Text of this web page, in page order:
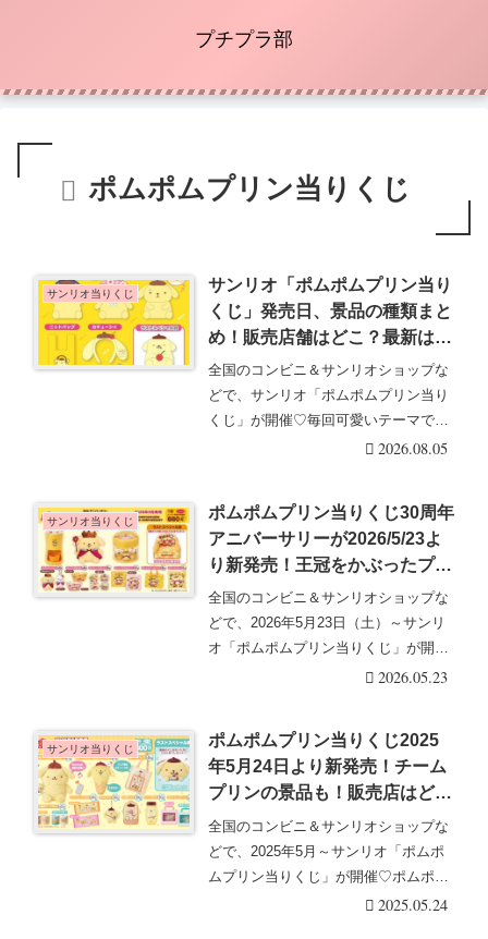
プチプラ部
ポムポムプリン当りくじ
サンリオ当りくじ
サンリオ「ポムポムプリン当り
くじ」発売日、景品の種類まと
め！販売店舗はどこ？最新は
2026年9月にセブンイレブン、
ヨーカドー限定で！
全国のコンビニ＆サンリオショップな
どで、サンリオ「ポムポムプリン当り
くじ」が開催♡毎回可愛いテーマで大
人気！大好評のポム・・・続きを読む
2026.08.05
サンリオ当りくじ
ポムポムプリン当りくじ30周年
アニバーサリーが2026/5/23よ
り新発売！王冠をかぶったプリ
ンの景品も！販売店はどこ？口
コミ、売り切れ！
全国のコンビニ＆サンリオショップな
どで、2026年5月23日（土）～サンリ
オ「ポムポムプリン当りくじ」が開催
♡チームプリ・・・続きを読む2026.05.23
サンリオ当りくじ
ポムポムプリン当りくじ2025
年5月24日より新発売！チーム
プリンの景品も！販売店はど
こ？口コミ、売り切れ！
全国のコンビニ＆サンリオショップな
どで、2025年5月～サンリオ「ポムポ
ムプリン当りくじ」が開催♡ポムポム
プリンとかわい・・・続きを読む
2025.05.24